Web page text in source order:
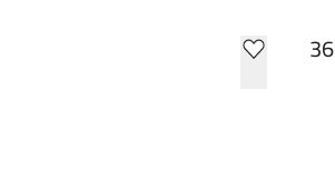
مرآة حائط دائرية مصقولة من النيكل مقاس 36